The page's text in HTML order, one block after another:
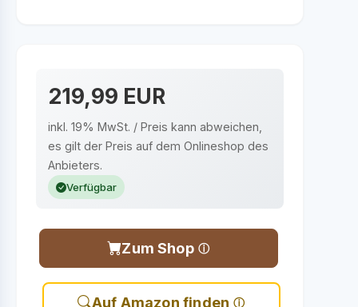
219,99 EUR
inkl. 19% MwSt. / Preis kann abweichen,
es gilt der Preis auf dem Onlineshop des
Anbieters.
Verfügbar
Zum Shop
Auf Amazon finden